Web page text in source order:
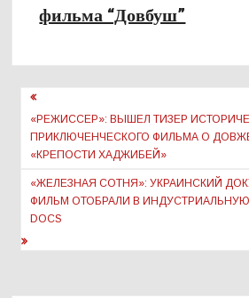
фильма “Довбуш”
Навигация
по
записям
«РЕЖИССЕР»: ВЫШЕЛ ТИЗЕР
ПРИКЛЮЧЕНЧЕСКОГО ФИЛЬМА О
«КРЕПОСТИ ХАДЖИБЕЙ»
«ЖЕЛЕЗНАЯ СОТНЯ»: УКРАИНСКИЙ
ФИЛЬМ ОТОБРАЛИ В
DOCS